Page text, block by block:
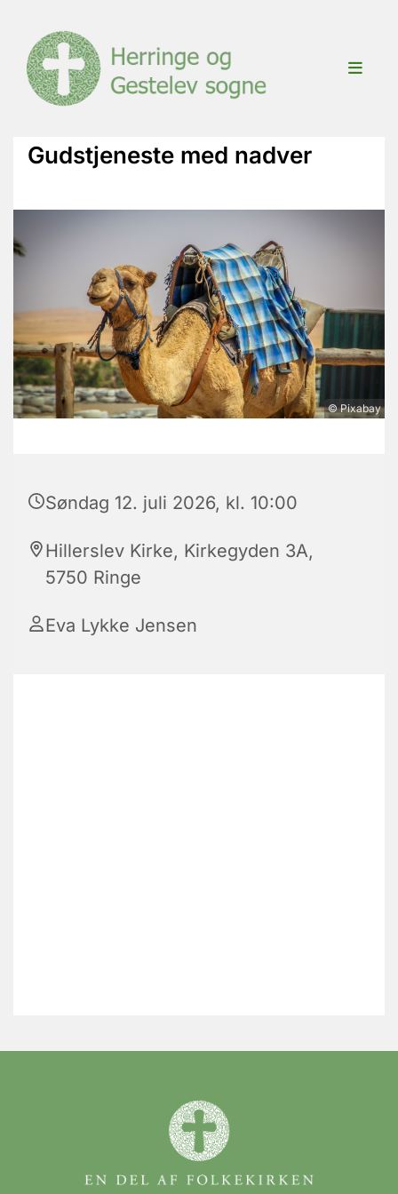
Gudstjeneste med nadver
© Pixabay
Søndag 12. juli 2026, kl. 10:00
Hillerslev Kirke, Kirkegyden 3A,
5750 Ringe
Eva Lykke Jensen